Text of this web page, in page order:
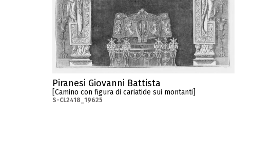
Piranesi Giovanni Battista
[Camino con figura di cariatide sui montanti]
S-CL2418_19625